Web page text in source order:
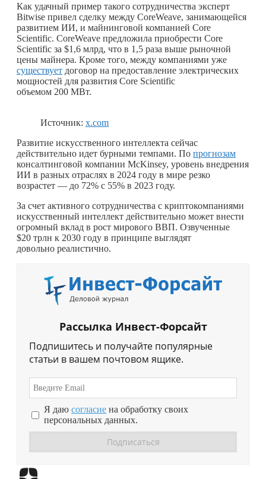
Как удачный пример такого сотрудничества эксперт
Bitwise привел сделку между CoreWeave, занимающейся
развитием ИИ, и майнинговой компанией Core
Scientific. CoreWeave предложила приобрести Core
Scientific за $1,6 млрд, что в 1,5 раза выше рыночной
цены майнера. Кроме того, между компаниями уже
существует договор на предоставление электрических
мощностей для развития Core Scientific
объемом 200 МВт.
Источник: x.com
Развитие искусственного интеллекта сейчас
действительно идет бурными темпами. По прогнозам
консалтинговой компании McKinsey, уровень внедрения
ИИ в разных отраслях в 2024 году в мире резко
возрастет — до 72% с 55% в 2023 году.
За счет активного сотрудничества с криптокомпаниями
искусственный интеллект действительно может внести
огромный вклад в рост мирового ВВП. Озвученные
$20 трлн к 2030 году в принципе выглядят
довольно реалистично.
Рассылка Инвест-Форсайт
Подпишитесь и получайте популярные
статьи в вашем почтовом ящике.
Я даю согласие на обработку своих
персональных данных.